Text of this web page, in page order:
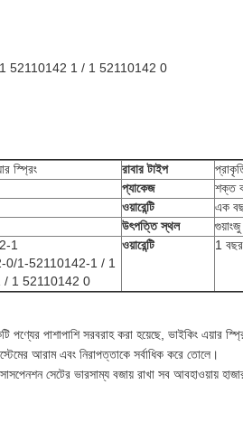
52110142 1 / 1 52110142 0
স্প্রিং রাবার টাইপ
প্যাকেজ শক্ত
ওয়ারেন্টি এক
উৎপত্তি স্থল গুয়াংজু
1
0/1-52110142-1 / 1
/ 1 52110142 0
ওয়ারেন্টি 1 বছর
পাশাপাশি সরবরাহ করা হয়েছে, ভাইকিং এয়ার
আরাম এবং নিরাপত্তাকে সর্বাধিক করে তোলে।
সেটের ভারসাম্য বজায় রাখা সব আবহাওয়ায়